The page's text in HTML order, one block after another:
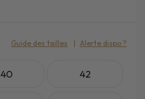
40 42
Guide des tailles Alerte dispo ?